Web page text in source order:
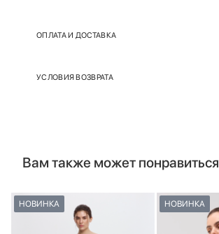
ОПЛАТА И ДОСТАВКА
УСЛОВИЯ ВОЗВРАТА
Вам также может понравиться
НОВИНКА НОВИНКА